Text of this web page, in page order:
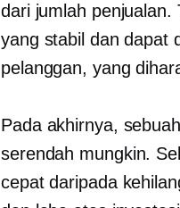
dari jumlah penjualan.
yang stabil dan dapat
pelanggan, yang
Pada akhirnya,
serendah mungkin.
cepat daripada